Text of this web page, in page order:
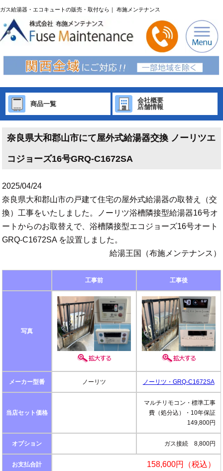
ガス給湯器・エコキュートの販売・取付なら｜ 布施メンテナンス
商品一覧
会社概要
店舗情報
奈良県大和郡山市にて屋外式給湯器交換 ノーリツエ
コジョーズ16号GRQ-C1672SA
2025/04/24
奈良県大和郡山市の戸建て住宅の屋外式給湯器の取替え（交
換）工事をいたしました。ノーリツ浴槽隣接型給湯器16号オ
ートからのお取替えで、浴槽隣接型エコジョーズ16号オート
GRQ-C1672SA を設置しました。
給湯王国（布施メンテナンス）
工事前 工事後
写真
メーカー型番 ノーリツ ノーリツ・GRQ-C1672SA
当店セット価格
マルチリモコン・標準工事
費（処分込）・10年保証
149,800円
オプション ガス接続 8,800円
お支払合計 158,600円（税込）